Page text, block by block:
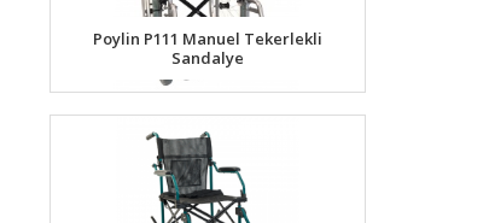
Poylin P111 Manuel Tekerlekli
Sandalye